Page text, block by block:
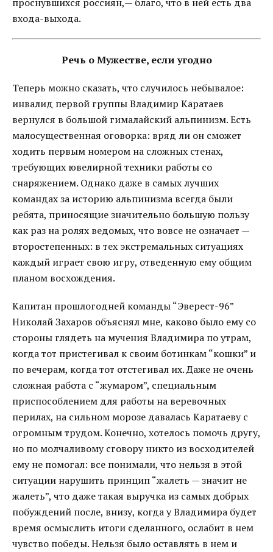
входа-выхода.
Речь о Мужестве, если угодно
Теперь можно сказать, что случилось небывалое:
инвалид первой группы Владимир Каратаев
вернулся в большой гималайский альпинизм. Есть
малосущественная оговорка: вряд ли он сможет
ходить первым номером на сложных стенах,
требующих ювелирной техники работы со
снаряжением. Однако даже в самых лучших
командах за историю альпинизма всегда были
ребята, приносящие значительно большую пользу
как раз на ролях ведомых, что вовсе не означает —
второстепенных: в тех экстремальных ситуациях
каждый играет свою игру, отведенную ему общим
планом восхождения.
Капитан прошлогодней команды “Эверест-96”
Николай Захаров объяснял мне, каково было ему со
стороны глядеть на мучения Владимира по утрам,
когда тот пристегивал к своим ботинкам “кошки” и
по вечерам, когда тот отстегивал их. Даже не очень
сложная работа с “жумаром”, специальным
приспособлением для работы на веревочных
перилах, на сильном морозе давалась Каратаеву с
огромным трудом. Конечно, хотелось помочь другу,
но по молчаливому сговору никто из восходителей
ему не помогал: все понимали, что нельзя в этой
ситуации нарушить принцип “жалеть — значит не
жалеть”, что даже такая выручка из самых добрых
побуждений после, внизу, когда у Владимира будет
время осмыслить итоги сделанного, ослабит в нем
чувство победы. Нельзя было оставлять в нем и